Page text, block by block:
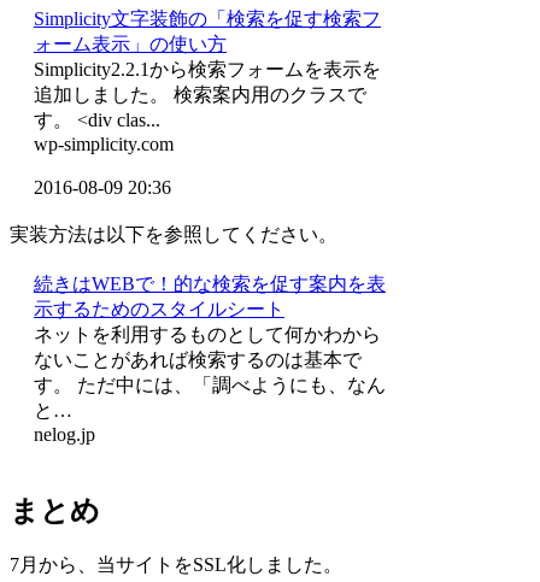
Simplicity文字装飾の「検索を促す検索フ
ォーム表示」の使い方
Simplicity2.2.1から検索フォームを表示を
追加しました。 検索案内用のクラスで
す。 <div clas...
wp-simplicity.com
2016-08-09 20:36
実装方法は以下を参照してください。
続きはWEBで！的な検索を促す案内を表
示するためのスタイルシート
ネットを利用するものとして何かわから
ないことがあれば検索するのは基本で
す。 ただ中には、「調べようにも、なん
と…
nelog.jp
まとめ
7月から、当サイトをSSL化しました。